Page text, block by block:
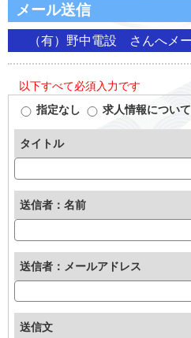
メール送信
（有）野中電設 さんへメ
以下すべて必須入力です
指定なし
求人情報について
タイトル
送信者：名前
送信者：メールアドレス
送信文